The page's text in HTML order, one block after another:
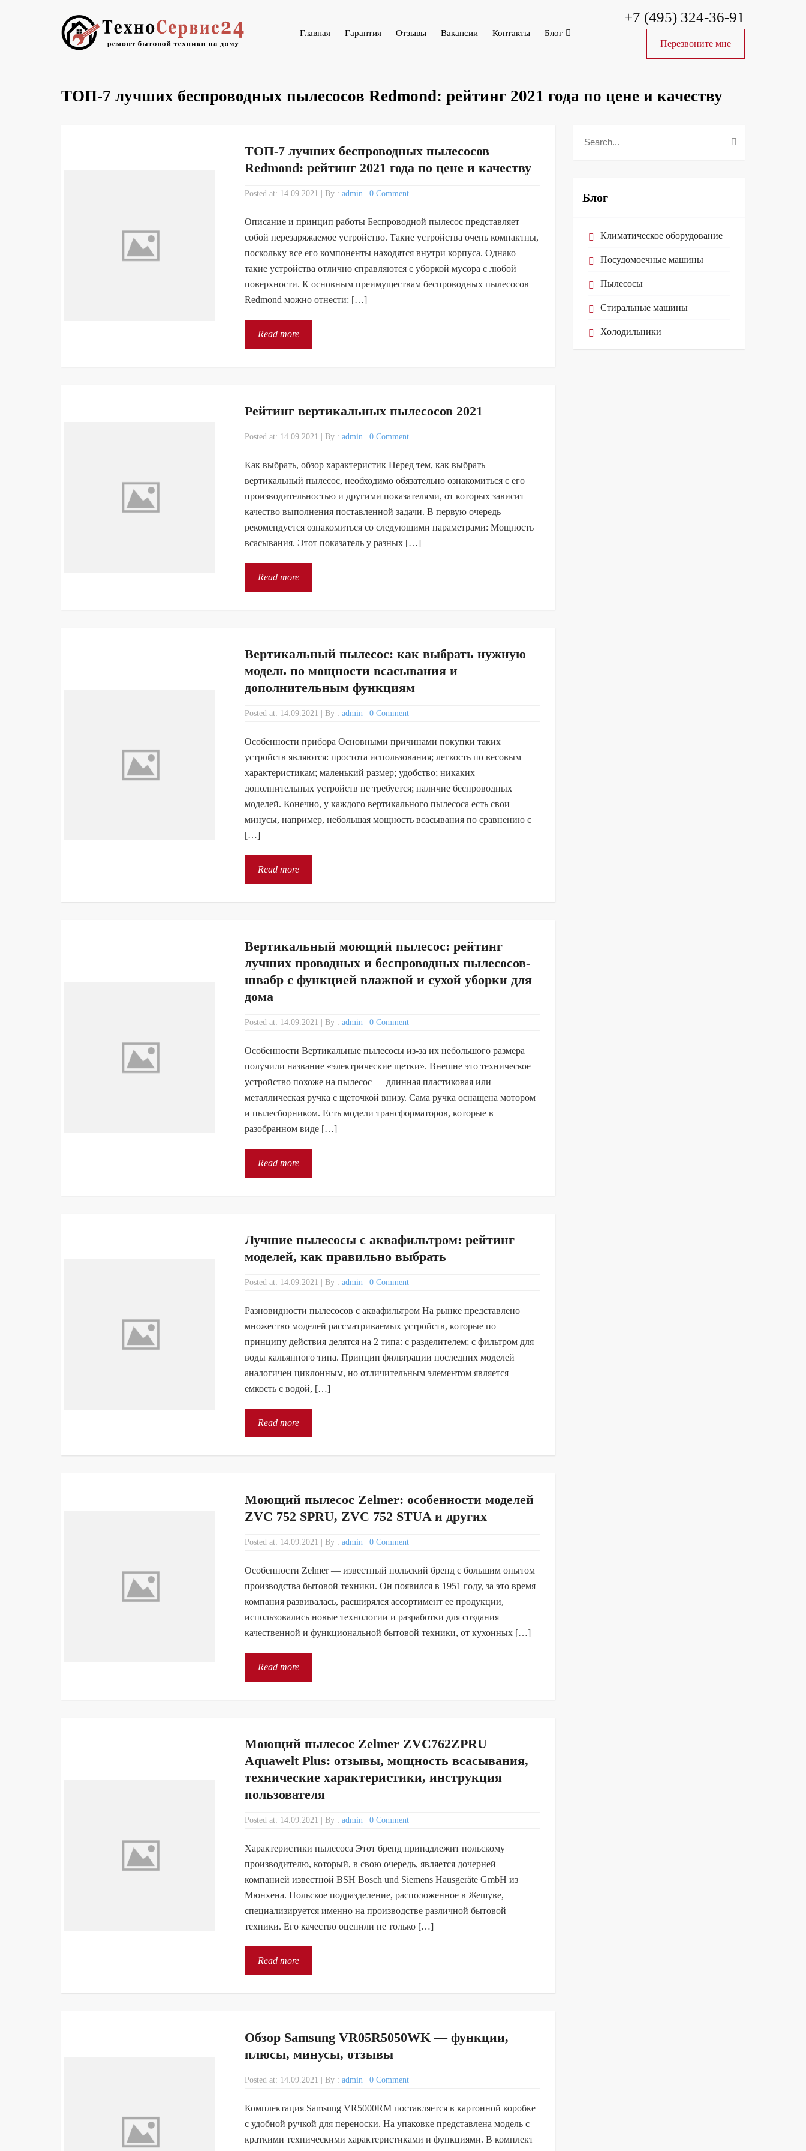
Главная Гарантия Отзывы Вакансии Контакты Блог
+7 (495) 324-36-91
Перезвоните мне
ТОП-7 лучших беспроводных пылесосов Redmond: рейтинг 2021 года по цене и качеству
ТОП-7 лучших беспроводных пылесосов
Redmond: рейтинг 2021 года по цене и качеству
Posted at: 14.09.2021 By :admin |0 Comment
Описание и принцип работы Беспроводной пылесос представляет
собой перезаряжаемое устройство. Такие устройства очень компактны,
поскольку все его компоненты находятся внутри корпуса. Однако
такие устройства отлично справляются с уборкой мусора с любой
поверхности. К основным преимуществам беспроводных пылесосов
Redmond можно отнести: […]
Read more
Рейтинг вертикальных пылесосов 2021
Posted at: 14.09.2021 By :admin |0 Comment
Как выбрать, обзор характеристик Перед тем, как выбрать
вертикальный пылесос, необходимо обязательно ознакомиться с его
производительностью и другими показателями, от которых зависит
качество выполнения поставленной задачи. В первую очередь
рекомендуется ознакомиться со следующими параметрами: Мощность
всасывания. Этот показатель у разных […]
Read more
Вертикальный пылесос: как выбрать нужную
модель по мощности всасывания и
дополнительным функциям
Posted at: 14.09.2021 By :admin |0 Comment
Особенности прибора Основными причинами покупки таких
устройств являются: простота использования; легкость по весовым
характеристикам; маленький размер; удобство; никаких
дополнительных устройств не требуется; наличие беспроводных
моделей. Конечно, у каждого вертикального пылесоса есть свои
минусы, например, небольшая мощность всасывания по сравнению с
[…]
Read more
Вертикальный моющий пылесос: рейтинг
лучших проводных и беспроводных пылесосов-
швабр с функцией влажной и сухой уборки для
дома
Posted at: 14.09.2021 By :admin |0 Comment
Особенности Вертикальные пылесосы из-за их небольшого размера
получили название «электрические щетки». Внешне это техническое
устройство похоже на пылесос — длинная пластиковая или
металлическая ручка с щеточкой внизу. Сама ручка оснащена мотором
и пылесборником. Есть модели трансформаторов, которые в
разобранном виде […]
Read more
Лучшие пылесосы с аквафильтром: рейтинг
моделей, как правильно выбрать
Posted at: 14.09.2021 By :admin |0 Comment
Разновидности пылесосов с аквафильтром На рынке представлено
множество моделей рассматриваемых устройств, которые по
принципу действия делятся на 2 типа: с разделителем; с фильтром для
воды кальянного типа. Принцип фильтрации последних моделей
аналогичен циклонным, но отличительным элементом является
емкость с водой, […]
Read more
Моющий пылесос Zelmer: особенности моделей
ZVC 752 SPRU, ZVC 752 STUA и других
Posted at: 14.09.2021 By :admin |0 Comment
Особенности Zelmer — известный польский бренд с большим опытом
производства бытовой техники. Он появился в 1951 году, за это время
компания развивалась, расширялся ассортимент ее продукции,
использовались новые технологии и разработки для создания
качественной и функциональной бытовой техники, от кухонных […]
Read more
Моющий пылесос Zelmer ZVC762ZPRU
Aquawelt Plus: отзывы, мощность всасывания,
технические характеристики, инструкция
пользователя
Posted at: 14.09.2021 By :admin |0 Comment
Характеристики пылесоса Этот бренд принадлежит польскому
производителю, который, в свою очередь, является дочерней
компанией известной BSH Bosch und Siemens Hausgeräte GmbH из
Мюнхена. Польское подразделение, расположенное в Жешуве,
специализируется именно на производстве различной бытовой
техники. Его качество оценили не только […]
Read more
Обзор Samsung VR05R5050WK — функции,
плюсы, минусы, отзывы
Posted at: 14.09.2021 By :admin |0 Comment
Комплектация Samsung VR5000RM поставляется в картонной коробке
с удобной ручкой для переноски. На упаковке представлена ​​модель с
краткими техническими характеристиками и функциями. В комплект
Блог
Климатическое оборудование
Посудомоечные машины
Пылесосы
Стиральные машины
Холодильники